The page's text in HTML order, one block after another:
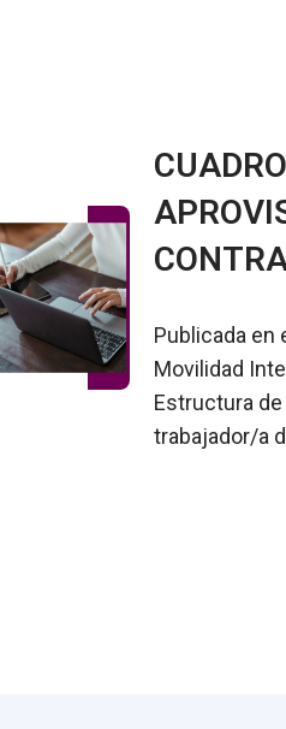
Publicada en
Movilidad
Estructura
trabajador/a